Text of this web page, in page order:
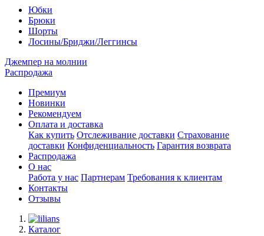
Юбки
Брюки
Шорты
Лосины/Бриджи/Леггинсы
Джемпер на молнии
Распродажа
Премиум
Новинки
Рекомендуем
Оплата и доставка
Как купить Отслеживание доставки Страхование
доставки Конфиденциальность Гарантия возврата
Распродажа
О нас
Работа у нас Партнерам Требования к клиентам
Контакты
Отзывы
Каталог